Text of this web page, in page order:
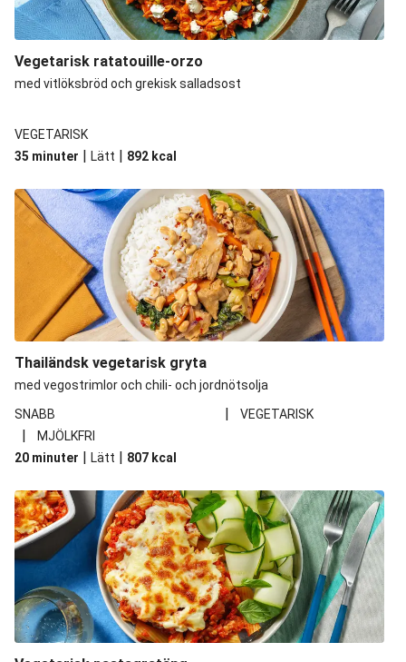
Vegetarisk ratatouille-orzo
med vitlöksbröd och grekisk salladsost
VEGETARISK
35 minuter | Lätt | 892 kcal
Thailändsk vegetarisk gryta
med vegostrimlor och chili- och jordnötsolja
SNABB
| VEGETARISK
|
MJÖLKFRI
20 minuter | Lätt | 807 kcal